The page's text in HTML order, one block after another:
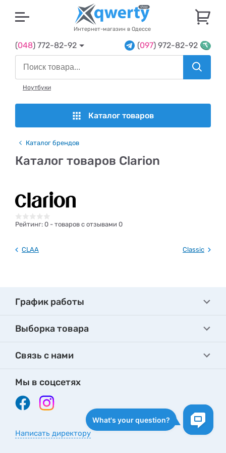
Интернет-магазин в Одессе
(048) 772-82-92 (097) 972-82-92
Ноутбуки
Каталог товаров
Каталог брендов
Каталог товаров Clarion
Рейтинг: 0 - товаров с отзывами 0
CLAA Classic
График работы
Выборка товара
Связь с нами
Мы в соцсетях
Написать директору